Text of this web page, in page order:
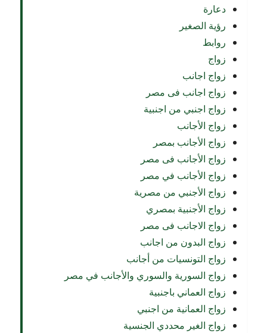
دعارة
رؤية الصغير
روابط
زواج
زواج اجانب
زواج اجانب فى مصر
زواج اجنبي من اجنبية
زواج الأجانب
زواج الأجانب بمصر
زواج الأجانب فى مصر
زواج الأجانب في مصر
زواج الأجنبي من مصرية
زواج الأجنبية بمصري
زواج الاجانب فى مصر
زواج البدون من اجانب
زواج التونسيات من أجانب
زواج السورية والسوري والأجانب في مصر
زواج العماني باجنبية
زواج العمانية من اجنبي
زواج الغير محددي الجنسية